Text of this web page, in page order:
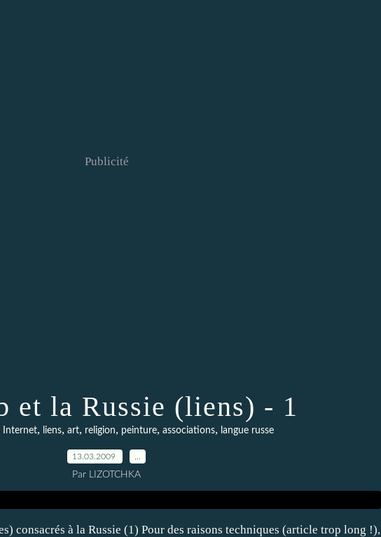
Publicité
et la Russie (liens) - 1
Internet, liens, art, religion, peinture, associations, langue russe
13.03.2009
Par LIZOTCHKA
consacrés à la Russie (1) Pour des raisons techniques (article trop long !),